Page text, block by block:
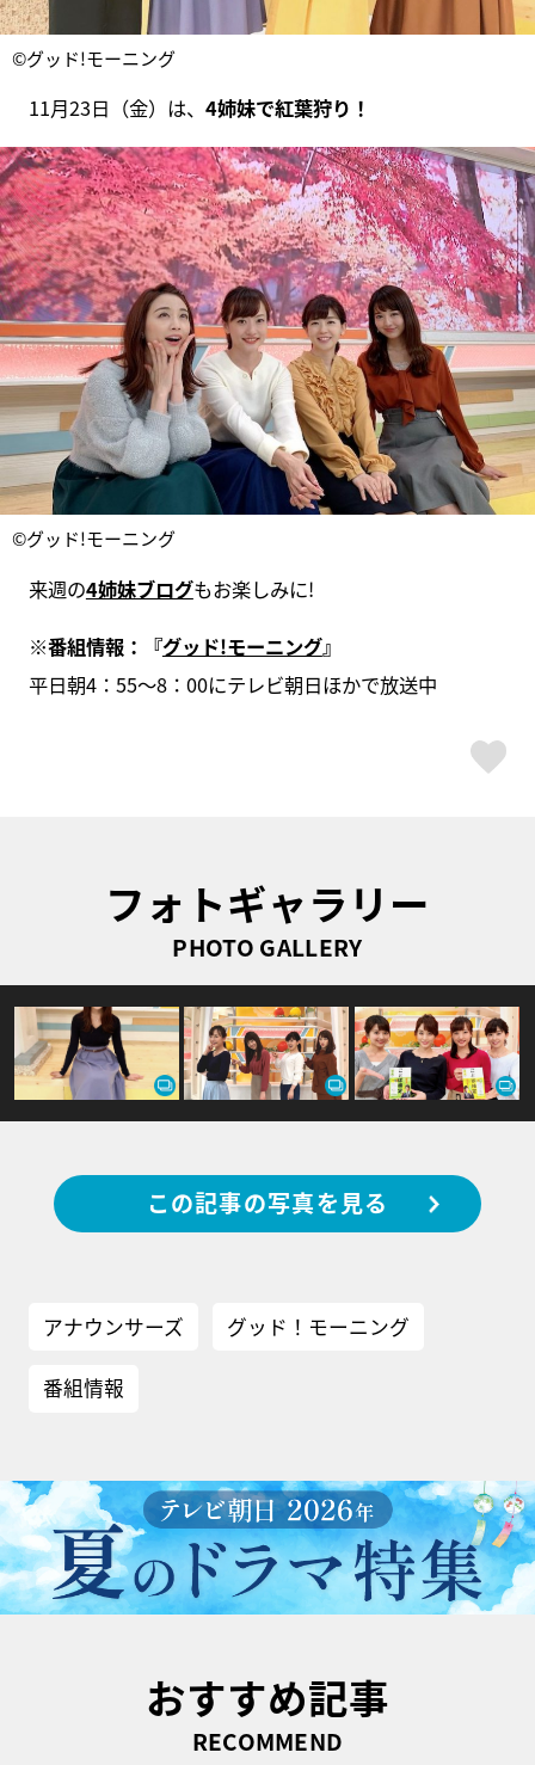
©グッド!モーニング
11月23日（金）は、 4姉妹で紅葉狩り！
©グッド!モーニング
来週の4姉妹ブログもお楽しみに!
※番組情報：『グッド!モーニング』
平日朝4：55～8：00にテレビ朝日ほかで放送中
フォトギャラリー
PHOTO GALLERY
この記事の写真を見る
アナウンサーズ グッド！モーニング
番組情報
おすすめ記事
RECOMMEND